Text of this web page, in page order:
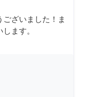
ざいました！ま
ます。